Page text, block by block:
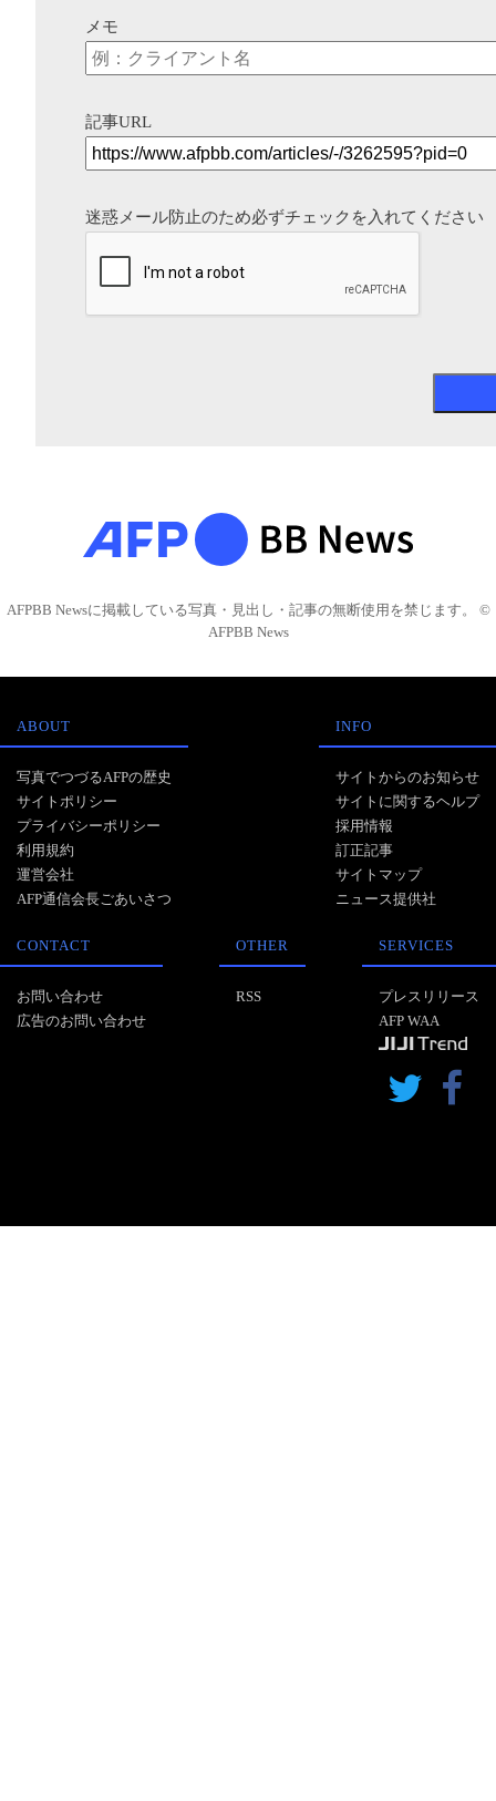
メモ
記事URL
迷惑メール防止のため必ずチェックを入れてください
AFPBB Newsに掲載している写真・見出し・記事の無断使用を禁じます。 ©
AFPBB News
ABOUT
写真でつづるAFPの歴史
サイトポリシー
プライバシーポリシー
利用規約
運営会社
AFP通信会長ごあいさつ
INFO
サイトからのお知らせ
サイトに関するヘルプ
採用情報
訂正記事
サイトマップ
ニュース提供社
CONTACT
お問い合わせ
広告のお問い合わせ
OTHER
RSS
SERVICES
プレスリリース
AFP WAA